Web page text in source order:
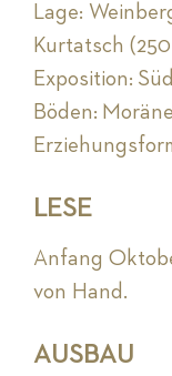
Lage:
Kurtatsch
Exposition:
Böden:
LESE
Anfang
von Hand.
AUSBAU